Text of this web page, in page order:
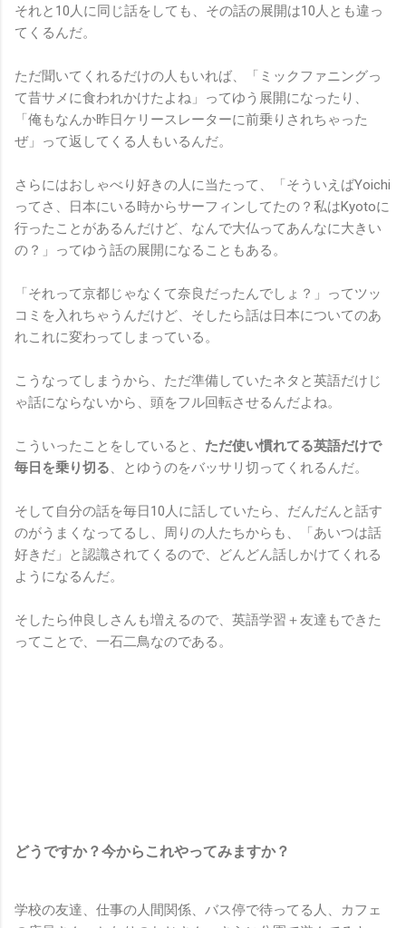
それと10人に同じ話をしても、その話の展開は10人とも違っ
てくるんだ。
ただ聞いてくれるだけの人もいれば、「ミックファニングっ
て昔サメに食われかけたよね」ってゆう展開になったり、
「俺もなんか昨日ケリースレーターに前乗りされちゃった
ぜ」って返してくる人もいるんだ。
さらにはおしゃべり好きの人に当たって、「そういえばYoichi
ってさ、日本にいる時からサーフィンしてたの？私はKyotoに
行ったことがあるんだけど、なんで大仏ってあんなに大きい
の？」ってゆう話の展開になることもある。
「それって京都じゃなくて奈良だったんでしょ？」ってツッ
コミを入れちゃうんだけど、そしたら話は日本についてのあ
れこれに変わってしまっている。
こうなってしまうから、ただ準備していたネタと英語だけじ
ゃ話にならないから、頭をフル回転させるんだよね。
こういったことをしていると、 ただ使い慣れてる英語だけで
毎日を乗り切る、とゆうのをバッサリ切ってくれるんだ。
そして自分の話を毎日10人に話していたら、だんだんと話す
のがうまくなってるし、周りの人たちからも、「あいつは話
好きだ」と認識されてくるので、どんどん話しかけてくれる
ようになるんだ。
そしたら仲良しさんも増えるので、英語学習＋友達もできた
ってことで、一石二鳥なのである。
どうですか？今からこれやってみますか？
学校の友達、仕事の人間関係、バス停で待ってる人、カフェ